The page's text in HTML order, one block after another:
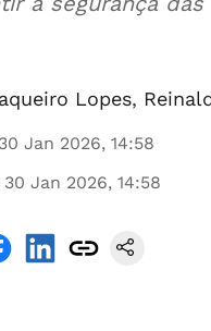
Lopes,
30 Jan 2026, 14:58
30 Jan 2026, 14:58